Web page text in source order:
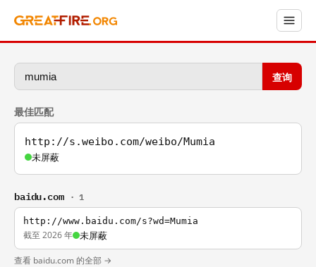
查询
最佳匹配
http://s.weibo.com/weibo/Mumia
未屏蔽
baidu.com · 1
http://www.baidu.com/s?wd=Mumia
截至 2026 年 未屏蔽
查看 baidu.com 的全部 →